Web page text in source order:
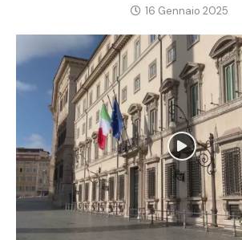
16 Gennaio 2025